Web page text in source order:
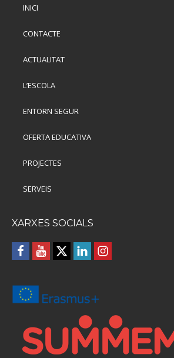
INICI
CONTACTE
ACTUALITAT
L’ESCOLA
ENTORN SEGUR
OFERTA EDUCATIVA
PROJECTES
SERVEIS
XARXES SOCIALS